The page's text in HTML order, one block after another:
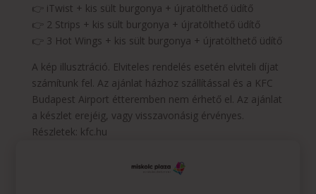
👉 iTwist + kis sült burgonya + újratölthető üdítő
👉 2 Strips + kis sült burgonya + újratölthető üdítő
👉 3 Hot Wings + kis sült burgonya + újratölthető üdítő
A kép illusztráció. Elviteles rendelés esetén elviteli díjat
számítunk fel. Az ajánlat házhoz szállítással és a KFC
Budapest Airport étteremben nem érhető el. Az ajánlat
a készlet erejéig, vagy visszavonásig érvényes.
Részletek: kfc.hu